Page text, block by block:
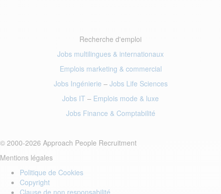
Recherche d'emploi
Jobs multilingues & internationaux
Emplois marketing & commercial
Jobs Ingénierie – Jobs Life Sciences
Jobs IT – Emplois mode & luxe
Jobs Finance & Comptabilité
© 2000-2026 Approach People Recruitment
Mentions légales
Politique de Cookies
Copyright
Clause de non responsabilité